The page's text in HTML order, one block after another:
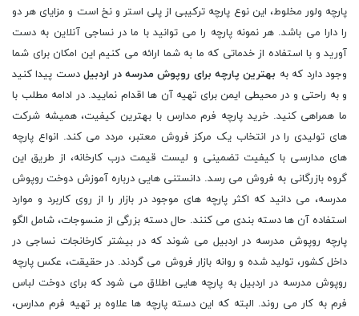
پارچه ولور مخلوط، این نوع پارچه ترکیبی از پلی استر و نخ است و مزایای هر دو
را دارا می باشد. هر نمونه پارچه را می توانید با ما در نساجی آنلاین به دست
آورید و با استفاده از خدماتی که ما به شما ارائه می کنیم این امکان برای شما
وجود دارد که به بهترین پارچه برای روپوش مدرسه در اردبیلدست پیدا کنید
و به راحتی و در محیطی ایمن برای تهیه آن ها اقدام نمایید. در ادامه مطلب با
ما همراهی کنید. خرید پارچه فرم مدارس با بهترین کیفیت، همیشه شرکت
های تولیدی را در انتخاب یک مرکز فروش معتبر، مردد می کند. انواع پارچه
های مدارسی با کیفیت تضمینی و لیست قیمت درب کارخانه، از طریق این
گروه بازرگانی به فروش می رسد. دانستنی هایی درباره آموزش دوخت روپوش
مدرسه، می دانید که اکثر پارچه های موجود در بازار را از روی کاربرد و موارد
استفاده آن ها دسته بندی می کنند. حال دسته بزرگی از منسوجات، شامل الگو
پارچه روپوش مدرسه در اردبیل می شوند که در بیشتر کارخانجات نساجی در
داخل کشور، تولید شده و روانه بازار فروش می گردند. در حقیقت، عکس پارچه
روپوش مدرسه در اردبیل به پارچه هایی اطلاق می شود که برای دوخت لباس
فرم به کار می روند. البته که این دسته پارچه ها علاوه بر تهیه فرم مدارس،